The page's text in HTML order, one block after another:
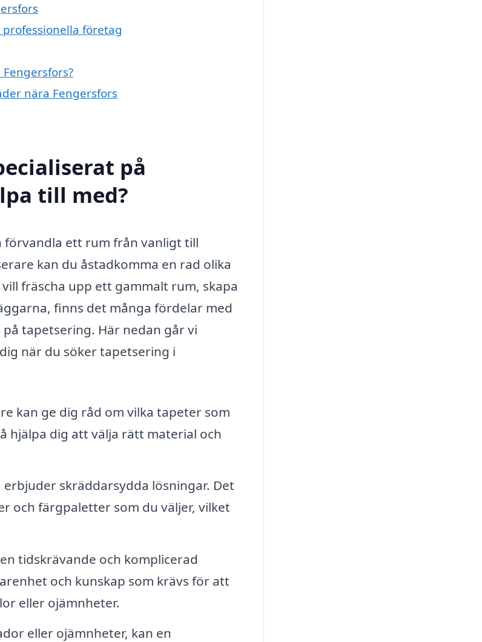
företag
nära Fengersfors
på
till med?
förvandla ett rum från vanligt till
kan du åstadkomma en rad olika
fräscha upp ett gammalt rum, skapa
finns det många fördelar med
tapetsering. Här nedan går vi
när du söker tapetsering i
kan ge dig råd om vilka tapeter som
hjälpa dig att välja rätt material och
skräddarsydda lösningar. Det
och färgpaletter som du väljer, vilket
tidskrävande och komplicerad
och kunskap som krävs för att
eller ojämnheter.
eller ojämnheter, kan en